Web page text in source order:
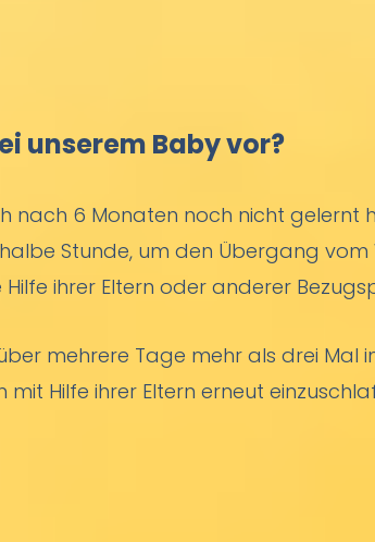
unserem Baby vor?
nach 6 Monaten noch nicht gelernt
Stunde, um den Übergang
ihrer Eltern oder anderer
mehrere Tage mehr als drei
Hilfe ihrer Eltern erneut